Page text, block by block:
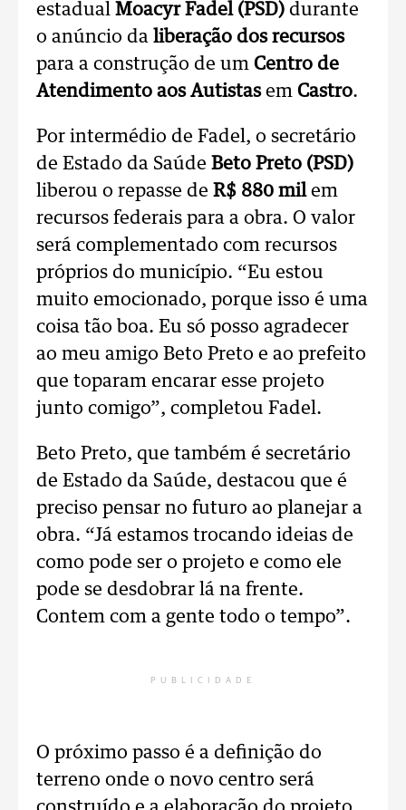
estadual Moacyr Fadel (PSD) durante
o anúncio da liberação dos recursos
para a construção de um Centro de
Atendimento aos Autistasem Castro.
Por intermédio de Fadel, o secretário
de Estado da Saúde Beto Preto (PSD)
liberou o repasse de R$ 880 milem
recursos federais para a obra. O valor
será complementado com recursos
próprios do município. “Eu estou
muito emocionado, porque isso é uma
coisa tão boa. Eu só posso agradecer
ao meu amigo Beto Preto e ao prefeito
que toparam encarar esse projeto
junto comigo”, completou Fadel.
Beto Preto, que também é secretário
de Estado da Saúde, destacou que é
preciso pensar no futuro ao planejar a
obra. “Já estamos trocando ideias de
como pode ser o projeto e como ele
pode se desdobrar lá na frente.
Contem com a gente todo o tempo”.
PUBLICIDADE
O próximo passo é a definição do
terreno onde o novo centro será